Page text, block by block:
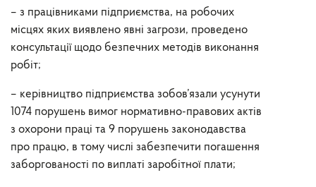
– з працівниками підприємства, на робочих
місцях яких виявлено явні загрози, проведено
консультації щодо безпечних методів виконання
робіт;
– керівництво підприємства зобов’язали усунути
1074 порушень вимог нормативно-правових актів
з охорони праці та 9 порушень законодавства
про працю, в тому числі забезпечити погашення
заборгованості по виплаті заробітної плати;